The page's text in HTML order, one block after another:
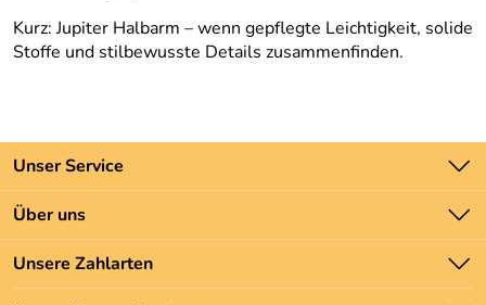
Kurz: Jupiter Halbarm – wenn gepflegte Leichtigkeit, solide
Stoffe und stilbewusste Details zusammenfinden.
Unser Service
Kontakt
Batteriegesetz
Newsletter
Über uns
Unsere Bestseller
Marken
Unsere Zahlarten